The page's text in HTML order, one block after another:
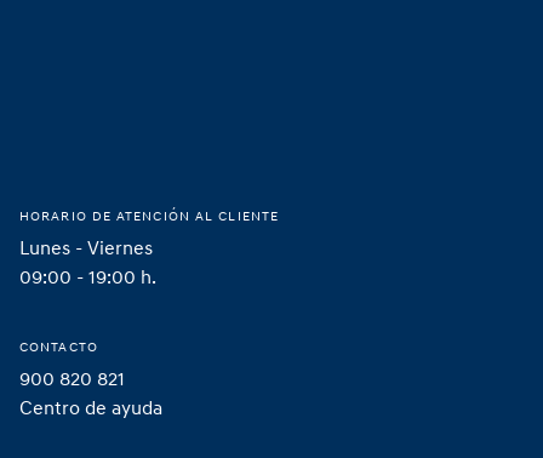
HORARIO DE ATENCIÓN AL CLIENTE
Lunes - Viernes
09:00 - 19:00 h.
CONTACTO
900 820 821
Centro de ayuda